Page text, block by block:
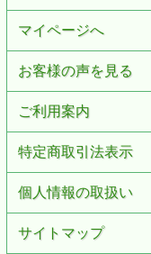
マイページへ
お客様の声を見る
ご利用案内
特定商取引法表示
個人情報の取扱い
サイトマップ